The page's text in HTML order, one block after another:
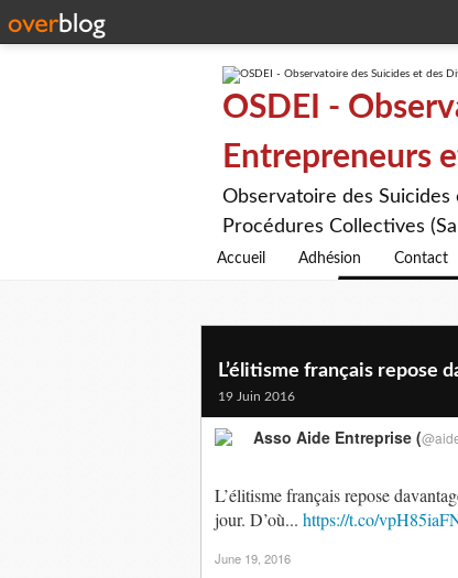
OSDEI -
Entrepreneurs
Observatoire des
Procédures Collectives
Accueil Adhésion Contact
L’élitisme français repose
19 Juin 2016
L’élitisme français repose
jour. D’où... https://t.co/
Asso Aide Entreprise (
June 19, 2016